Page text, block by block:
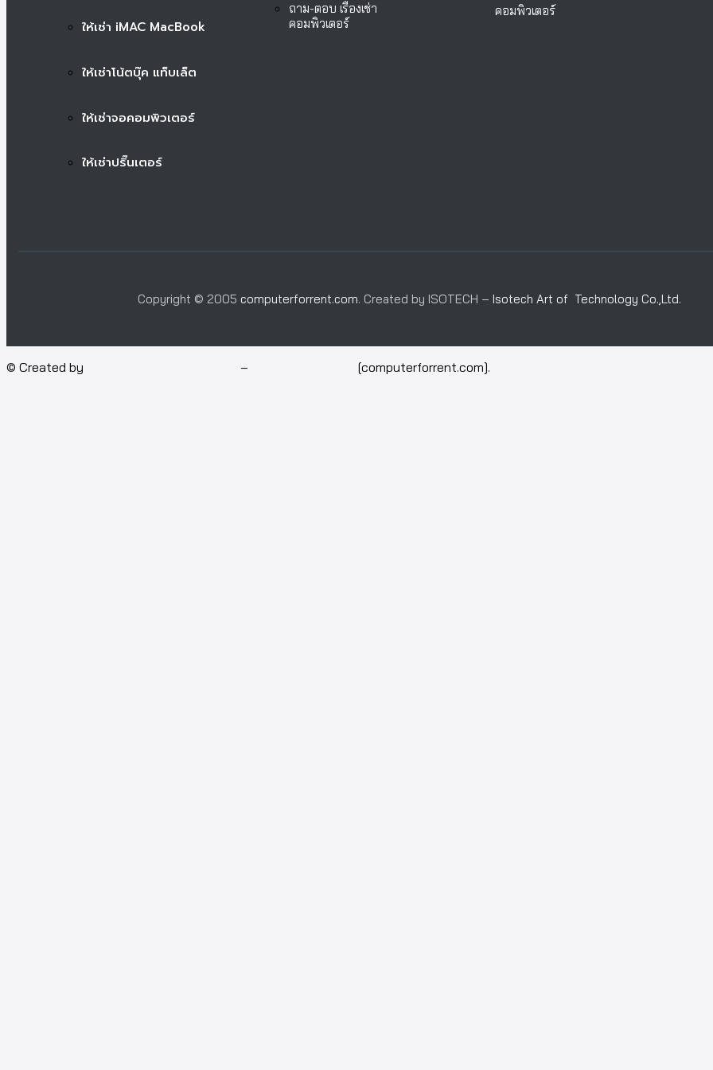
ให้เช่า iMAC MacBook
ให้เช่าโน้ตบุ๊ค แท็บเล็ต
ให้เช่าจอคอมพิวเตอร์
ให้เช่าปริ๊นเตอร์
ถาม-ตอบ เรื่องเช่า
คอมพิวเตอร์
คอมพิวเตอร์
Copyright © 2005 computerforrent.com. Created by ISOTECH – Isotech Art of Technology Co.,Ltd.
© Created by – [computerforrent.com].